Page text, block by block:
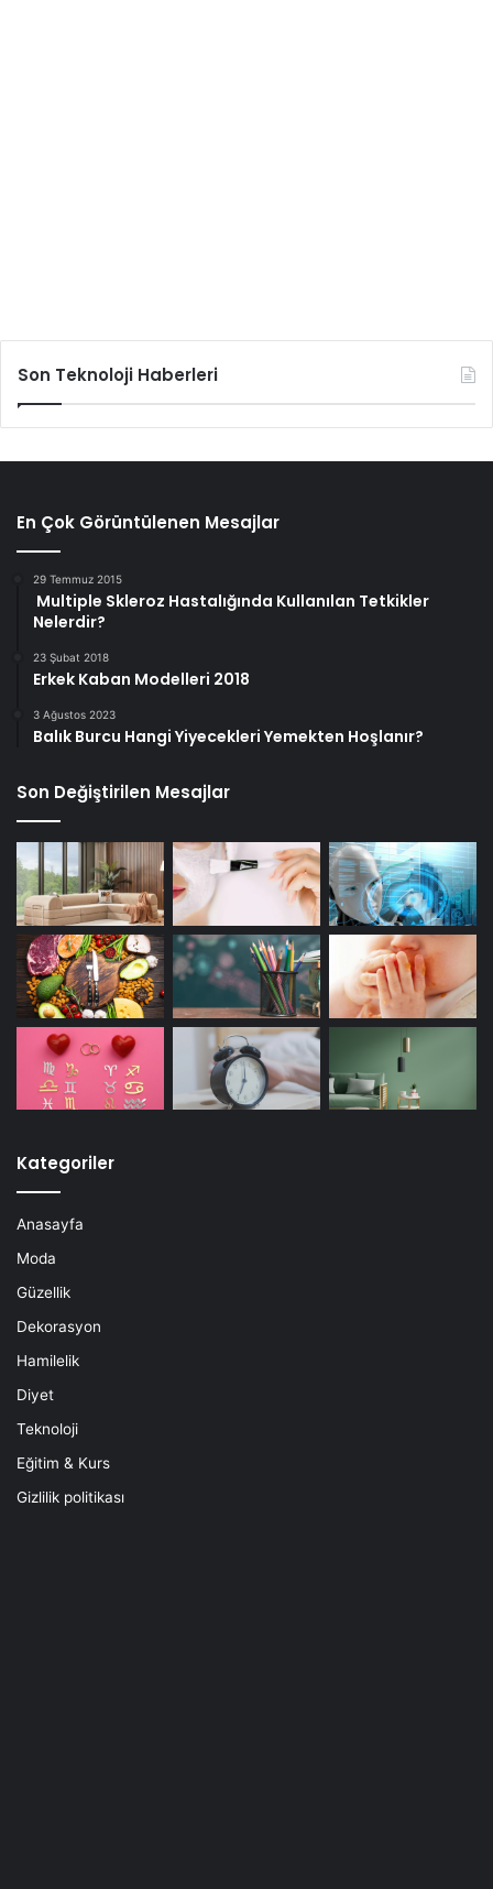
Son Teknoloji Haberleri
En Çok Görüntülenen Mesajlar
29 Temmuz 2015
Multiple Skleroz Hastalığında Kullanılan Tetkikler
Nelerdir?
23 Şubat 2018
Erkek Kaban Modelleri 2018
3 Ağustos 2023
Balık Burcu Hangi Yiyecekleri Yemekten Hoşlanır?
Son Değiştirilen Mesajlar
Kategoriler
Anasayfa
Moda
Güzellik
Dekorasyon
Hamilelik
Diyet
Teknoloji
Eğitim & Kurs
Gizlilik politikası